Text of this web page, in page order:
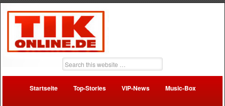
Startseite Top-Stories VIP-News Music-Box